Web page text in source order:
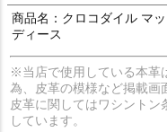
商品名：クロコダイル マ
ディース
※当店で使用している本革
為、皮革の模様など掲載画
皮革に関してはワシント
しています。